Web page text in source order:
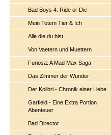
Bad Boys 4: Ride or Die
Mein Totem Tier & Ich
Alle die du bist
Von Vaetern und Muettern
Furiosa: A Mad Max Saga
Das Zimmer der Wunder
Der Kolibri - Chronik einer Liebe
Garfield - Eine Extra Portion
Abenteuer
Bad Director